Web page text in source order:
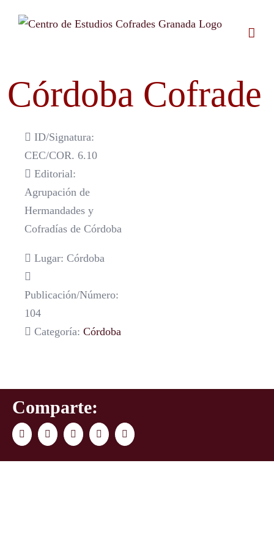
Córdoba Cofrade
ID/Signatura:
CEC/COR. 6.10
Editorial:
Agrupación de
Hermandades y
Cofradías de Córdoba
Lugar: Córdoba
Publicación/Número:
104
Categoría: Córdoba
Comparte:
FacebookTwitter LinkedInWhatsAppCorreo
electrónico